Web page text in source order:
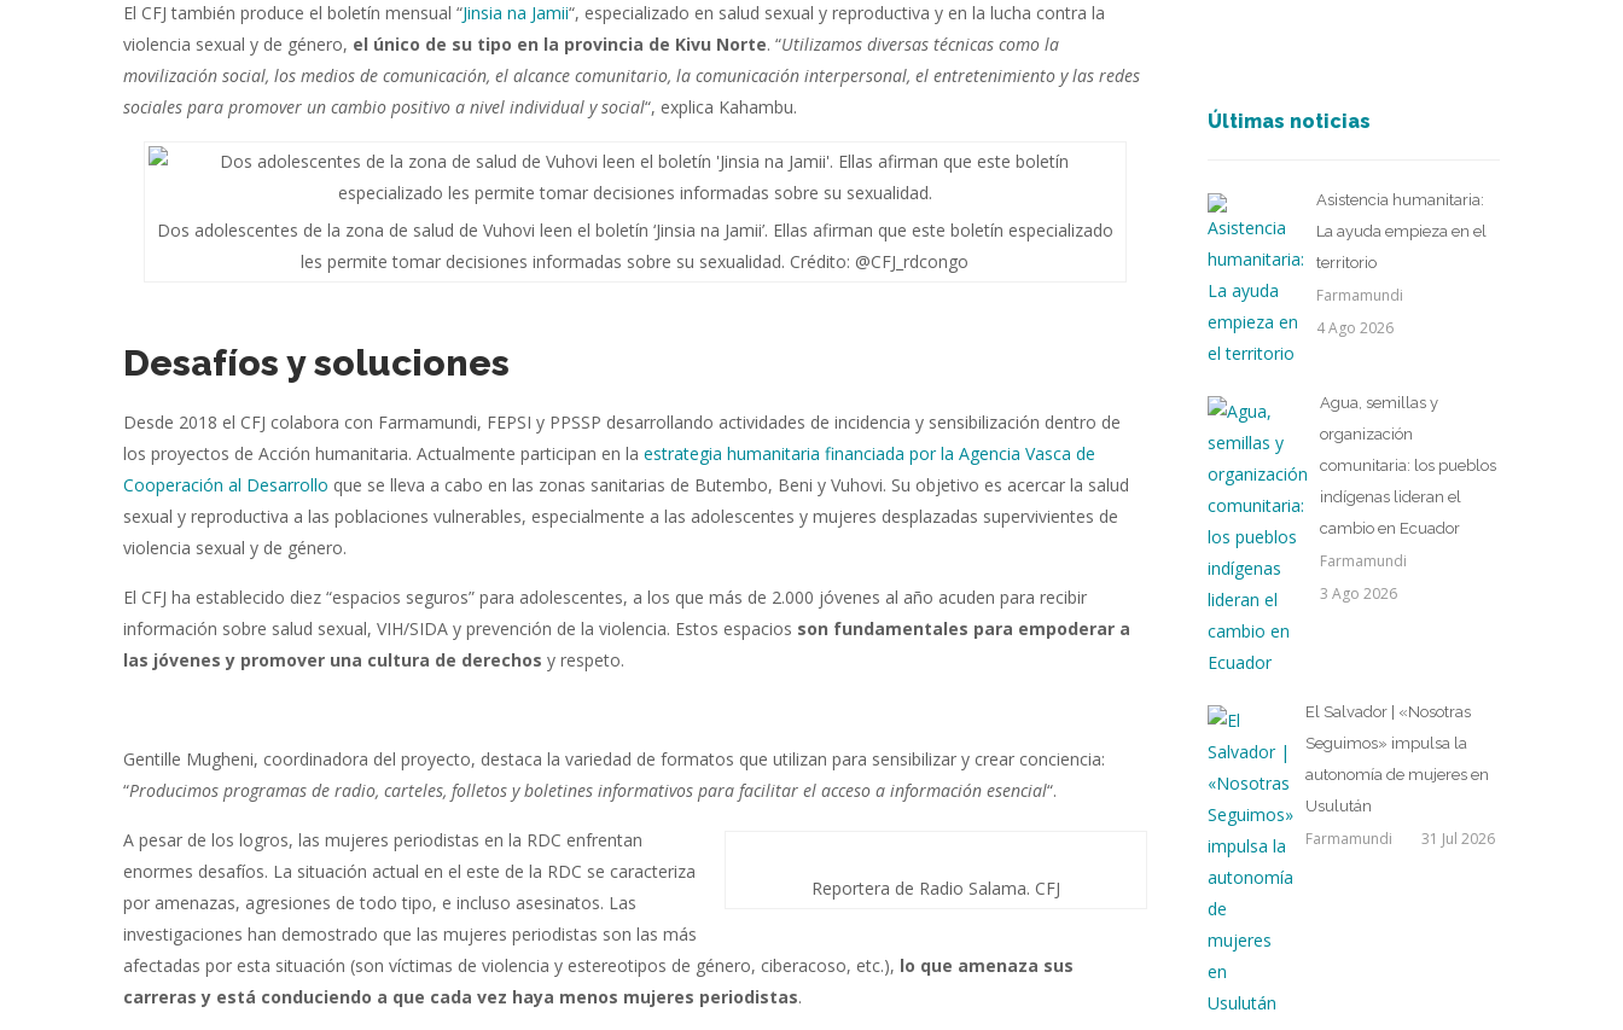
El CFJ también produce el boletín mensual “Jinsia na Jamii“, especializado en salud sexual y reproductiva y en la lucha contra la
violencia sexual y de género, el único de su tipo en la provincia de Kivu Norte. “Utilizamos diversas técnicas como la
movilización social, los medios de comunicación, el alcance comunitario, la comunicación interpersonal, el entretenimiento y las redes
sociales para promover un cambio positivo a nivel individual y social“, explica Kahambu.
Dos adolescentes de la zona de salud de Vuhovi leen el boletín ‘Jinsia na Jamii’. Ellas afirman que este boletín especializado
les permite tomar decisiones informadas sobre su sexualidad. Crédito: @CFJ_rdcongo
Desafíos y soluciones
Desde 2018 el CFJ colabora con Farmamundi, FEPSI y PPSSP desarrollando actividades de incidencia y sensibilización dentro de
los proyectos de Acción humanitaria. Actualmente participan en la estrategia humanitaria financiada por la Agencia Vasca de
Cooperación al Desarrollo que se lleva a cabo en las zonas sanitarias de Butembo, Beni y Vuhovi. Su objetivo es acercar la salud
sexual y reproductiva a las poblaciones vulnerables, especialmente a las adolescentes y mujeres desplazadas supervivientes de
violencia sexual y de género.
El CFJ ha establecido diez “espacios seguros” para adolescentes, a los que más de 2.000 jóvenes al año acuden para recibir
información sobre salud sexual, VIH/SIDA y prevención de la violencia. Estos espacios son fundamentales para empoderar a
las jóvenes y promover una cultura de derechos y respeto.
Gentille Mugheni, coordinadora del proyecto, destaca la variedad de formatos que utilizan para sensibilizar y crear conciencia:
“Producimos programas de radio, carteles, folletos y boletines informativos para facilitar el acceso a información esencial“.
Reportera de Radio Salama. CFJ
A pesar de los logros, las mujeres periodistas en la RDC enfrentan
enormes desafíos. La situación actual en el este de la RDC se caracteriza
por amenazas, agresiones de todo tipo, e incluso asesinatos. Las
investigaciones han demostrado que las mujeres periodistas son las más
afectadas por esta situación (son víctimas de violencia y estereotipos de género, ciberacoso, etc.), lo que amenaza sus
carreras y está conduciendo a que cada vez haya menos mujeres periodistas.
Últimas noticias
Asistencia humanitaria:
La ayuda empieza en el
territorio
Farmamundi
4 Ago 2026
Agua, semillas y
organización
comunitaria: los pueblos
indígenas lideran el
cambio en Ecuador
Farmamundi
3 Ago 2026
El Salvador | «Nosotras
Seguimos» impulsa la
autonomía de mujeres en
Usulután
Farmamundi 31 Jul 2026